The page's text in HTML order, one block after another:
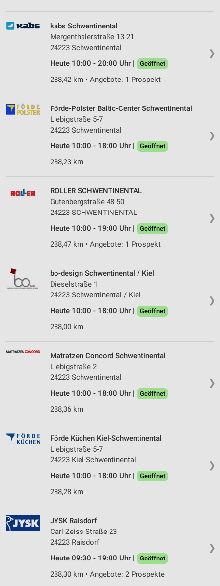
❯
kabs Schwentinental
Mergenthalerstraße 13-21
24223 Schwentinental
Heute 10:00 - 20:00 Uhr |
Geöffnet
288,42 km • Angebote: 1 Prospekt
❯
Förde-Polster Baltic-Center Schwentinental
Liebigstraße 5-7
24223 Schwentinental
Heute 10:00 - 18:00 Uhr |
Geöffnet
288,23 km
❯
ROLLER SCHWENTINENTAL
Gutenbergstraße 48-50
24223 SCHWENTINENTAL
Heute 10:00 - 19:00 Uhr |
Geöffnet
288,47 km • Angebote: 1 Prospekt
❯
bo-design Schwentinental / Kiel
Dieselstraße 1
24223 Schwentinental / Kiel
Heute 10:00 - 18:00 Uhr |
Geöffnet
288,00 km
❯
Matratzen Concord Schwentinental
Liebigstraße 2
24223 Schwentinental
Heute 10:00 - 18:00 Uhr |
Geöffnet
288,36 km
❯
Förde Küchen Kiel-Schwentinental
Liebigstraße 5-7
24223 Kiel-Schwentinental
Heute 10:00 - 18:00 Uhr |
Geöffnet
288,28 km
❯
JYSK Raisdorf
Carl-Zeiss-Straße 23
24223 Raisdorf
Heute 09:30 - 19:00 Uhr |
Geöffnet
288,30 km • Angebote: 2 Prospekte